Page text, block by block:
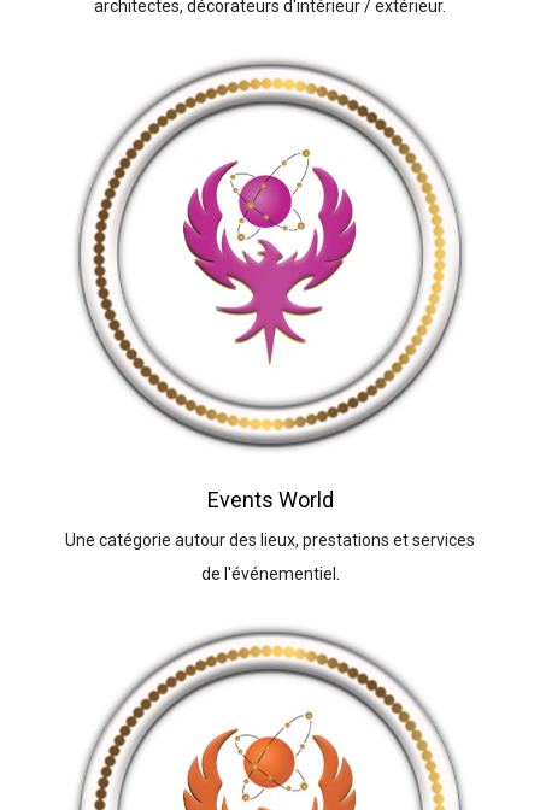
architectes, décorateurs d'intérieur / extérieur.
Events World
Une catégorie autour des lieux, prestations et services
de l'événementiel.